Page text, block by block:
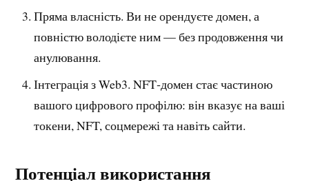
Пряма власність. Ви не орендуєте домен, а
повністю володієте ним — без продовження чи
анулювання.
Інтеграція з Web3. NFT‑домен стає частиною
вашого цифрового профілю: він вказує на ваші
токени, NFT, соцмережі та навіть сайти.
Потенціал використання